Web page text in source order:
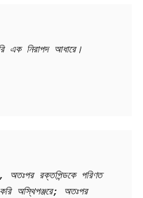
এক নিরাপদ আধারে।
অতঃপর রক্তপিন্ডকে পরিণত
করি অস্থিপঞ্জরে; অতঃপর